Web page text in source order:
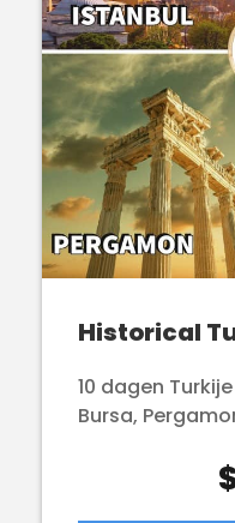
Historical
10 dagen
Bursa,